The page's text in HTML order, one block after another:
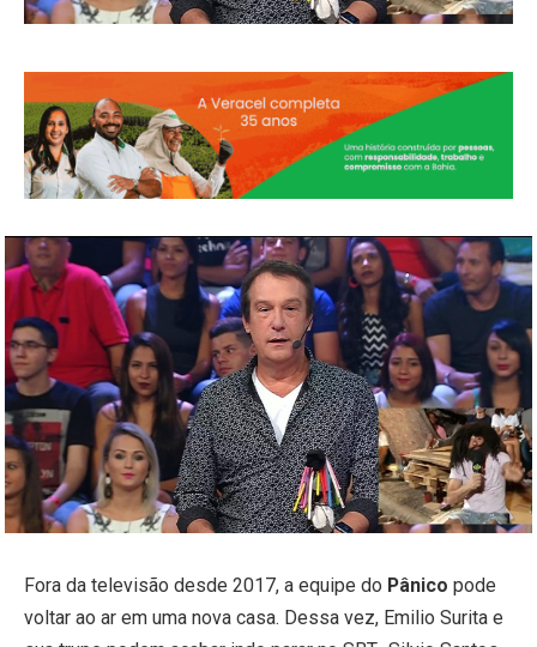
Fora da televisão desde 2017, a equipe do Pânico pode
voltar ao ar em uma nova casa. Dessa vez, Emilio Surita e